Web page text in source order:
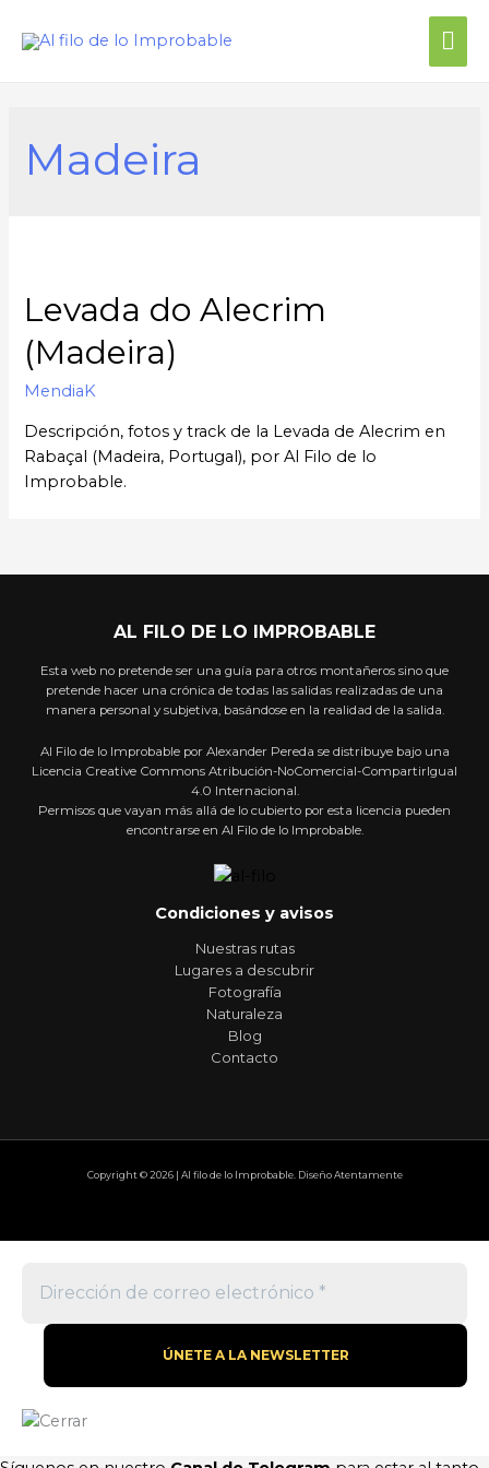
Madeira
Levada do Alecrim
(Madeira)
MendiaK
Descripción, fotos y track de la Levada de Alecrim en
Rabaçal (Madeira, Portugal), por Al Filo de lo
Improbable.
AL FILO DE LO IMPROBABLE
Esta web no pretende ser una guía para otros montañeros sino que
pretende hacer una crónica de todas las salidas realizadas de una
manera personal y subjetiva, basándose en la realidad de la salida.
Al Filo de lo Improbable por Alexander Pereda se distribuye bajo una
Licencia Creative Commons Atribución-NoComercial-CompartirIgual
4.0 Internacional.
Permisos que vayan más allá de lo cubierto por esta licencia pueden
encontrarse en Al Filo de lo Improbable.
Condiciones y avisos
Nuestras rutas
Lugares a descubrir
Fotografía
Naturaleza
Blog
Contacto
Copyright © 2026 | Al filo de lo Improbable. Diseño Atentamente